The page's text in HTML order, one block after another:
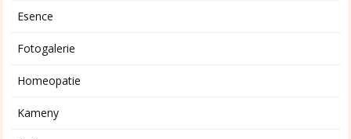
Esence
Fotogalerie
Homeopatie
Kameny